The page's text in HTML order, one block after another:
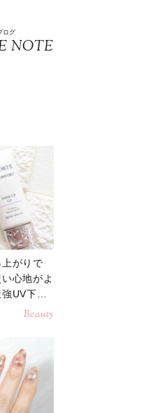
ログ
NOTE
がりで
心地がよ
UV下
Beauty